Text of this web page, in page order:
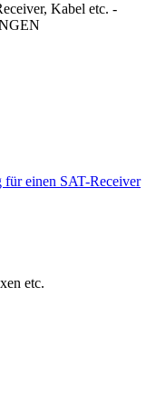
Kabel etc. -
einen SAT-Receiver
etc.